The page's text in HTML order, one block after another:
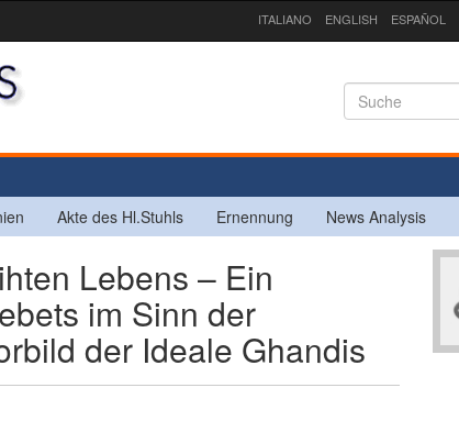
ITALIANO ENGLISH ESPAÑOL
Akte des Hl.Stuhls Ernennung News Analysis
Lebens – Ein
im Sinn der
der Ideale Ghandis